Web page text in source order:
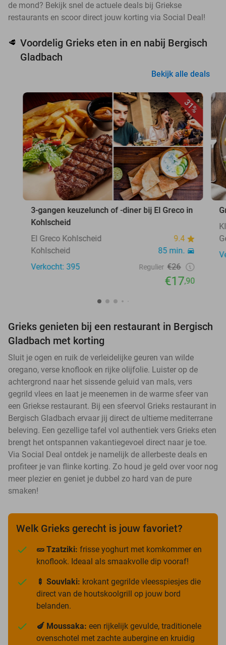
de mond? Bekijk snel de actuele deals bij Griekse
restaurants en scoor direct jouw korting via Social Deal!
🥩 Voordelig Grieks eten in en nabij Bergisch
Gladbach
Bekijk alle deals
31%
3-gangen keuzelunch of -diner bij El Greco in
Kohlscheid
El Greco Kohlscheid
9.4
Kohlscheid
85 min.
Verkocht: 395
Regulier €26
€17,90
Grieks genieten bij een restaurant in Bergisch
Gladbach met korting
Sluit je ogen en ruik de verleidelijke geuren van wilde
oregano, verse knoflook en rijke olijfolie. Luister op de
achtergrond naar het sissende geluid van mals, vers
gegrild vlees en laat je meenemen in de warme sfeer van
een Griekse restaurant. Bij een sfeervol Grieks restaurant in
Bergisch Gladbach ervaar jij direct de ultieme mediterrane
beleving. Een gezellige tafel vol authentiek vers Grieks eten
brengt het ontspannen vakantiegevoel direct naar je toe.
Via Social Deal ontdek je namelijk de allerbeste deals en
profiteer je van flinke korting. Zo houd je geld over voor nog
meer plezier en geniet je dubbel zo hard van de pure
smaken!
Welk Grieks gerecht is jouw favoriet?
🥒 Tzatziki: frisse yoghurt met komkommer en
knoflook. Ideaal als smaakvolle dip vooraf!
🍢 Souvlaki: krokant gegrilde vleesspiesjes die
direct van de houtskoolgrill op jouw bord
belanden.
🍆 Moussaka: een rijkelijk gevulde, traditionele
ovenschotel met zachte aubergine en kruidig